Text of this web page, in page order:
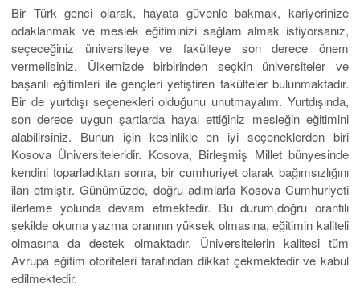
Bir Türk genci olarak, hayata güvenle bakmak, kariyerinize
odaklanmak ve meslek eğitiminizi sağlam almak istiyorsanız,
seçeceğiniz üniversiteye ve fakülteye son derece önem
vermelisiniz. Ülkemizde birbirinden seçkin üniversiteler ve
başarılı eğitimleri ile gençleri yetiştiren fakülteler bulunmaktadır.
Bir de yurtdışı seçenekleri olduğunu unutmayalım. Yurtdışında,
son derece uygun şartlarda hayal ettiğiniz mesleğin eğitimini
alabilirsiniz. Bunun için kesinlikle en iyi seçeneklerden biri
Kosova Üniversiteleridir. Kosova, Birleşmiş Millet bünyesinde
kendini toparladıktan sonra, bir cumhuriyet olarak bağımsızlığını
ilan etmiştir. Günümüzde, doğru adımlarla Kosova Cumhuriyeti
ilerleme yolunda devam etmektedir. Bu durum,doğru orantılı
şekilde okuma yazma oranının yüksek olmasına, eğitimin kaliteli
olmasına da destek olmaktadır. Üniversitelerin kalitesi tüm
Avrupa eğitim otoriteleri tarafından dikkat çekmektedir ve kabul
edilmektedir.